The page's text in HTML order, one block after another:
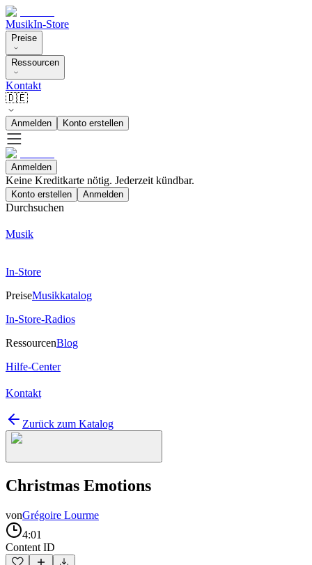
MusikIn-Store
Preise
Ressourcen
Kontakt
🇩🇪
Anmelden Konto erstellen
Anmelden
Keine Kreditkarte nötig. Jederzeit kündbar.
Konto erstellen Anmelden
Durchsuchen
Musik
In-Store
PreiseMusikkatalog
In-Store-Radios
RessourcenBlog
Hilfe-Center
Kontakt
Zurück zum Katalog
Christmas Emotions
vonGrégoire Lourme
4:01
Content ID